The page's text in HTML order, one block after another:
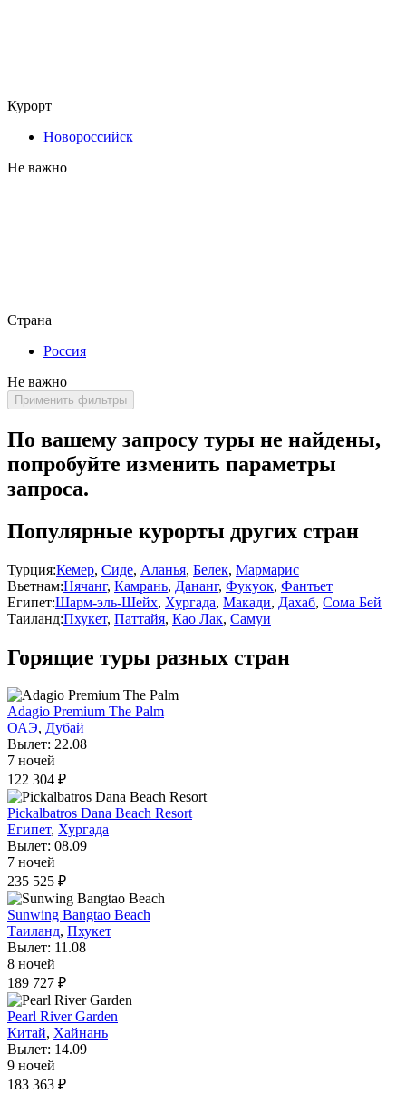
Курорт
Новороссийск
Не важно
Страна
Россия
Не важно
Применить фильтры
По вашему запросу туры не найдены,
попробуйте изменить параметры
запроса.
Популярные курорты других стран
Турция:Кемер, Сиде, Аланья, Белек, Мармарис
Вьетнам:Нячанг, Камрань, Дананг, Фукуок, Фантьет
Египет:Шарм-эль-Шейх, Хургада, Макади, Дахаб, Сома Бей
Таиланд:Пхукет, Паттайя, Као Лак, Самуи
Горящие туры разных стран
Adagio Premium The Palm
ОАЭ, Дубай
Вылет: 22.08
7 ночей
122 304 ₽
Pickalbatros Dana Beach Resort
Египет, Хургада
Вылет: 08.09
7 ночей
235 525 ₽
Sunwing Bangtao Beach
Таиланд, Пхукет
Вылет: 11.08
8 ночей
189 727 ₽
Pearl River Garden
Китай, Хайнань
Вылет: 14.09
9 ночей
183 363 ₽